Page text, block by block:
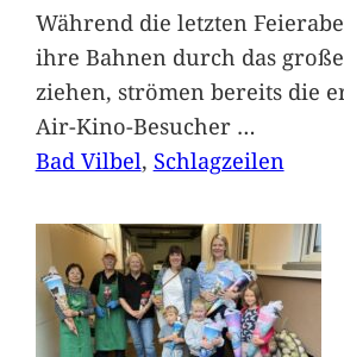
Während die letzten
ihre Bahnen durch das
ziehen, strömen bereits die
Air-Kino-Besucher …
Bad Vilbel, Schlagzeilen